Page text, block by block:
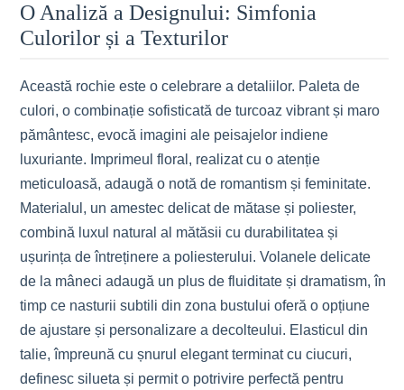
O Analiză a Designului: Simfonia
Culorilor și a Texturilor
Această rochie este o celebrare a detaliilor. Paleta de
culori, o combinație sofisticată de turcoaz vibrant și maro
pământesc, evocă imagini ale peisajelor indiene
luxuriante. Imprimeul floral, realizat cu o atenție
meticuloasă, adaugă o notă de romantism și feminitate.
Materialul, un amestec delicat de mătase și poliester,
combină luxul natural al mătăsii cu durabilitatea și
ușurința de întreținere a poliesterului. Volanele delicate
de la mâneci adaugă un plus de fluiditate și dramatism, în
timp ce nasturii subtili din zona bustului oferă o opțiune
de ajustare și personalizare a decolteului. Elasticul din
talie, împreună cu șnurul elegant terminat cu ciucuri,
definesc silueta și permit o potrivire perfectă pentru